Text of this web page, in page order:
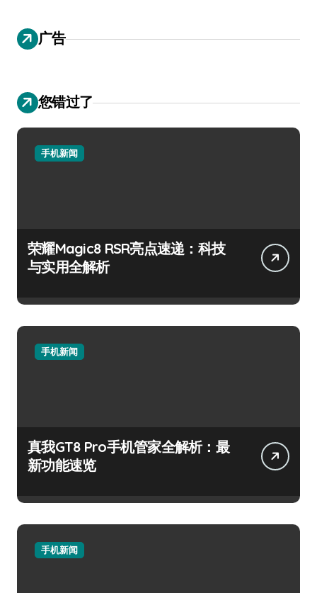
广告
您错过了
手机新闻
荣耀Magic8 RSR亮点速递：科技
与实用全解析
手机新闻
真我GT8 Pro手机管家全解析：最
新功能速览
手机新闻